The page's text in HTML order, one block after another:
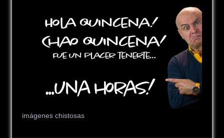
imágenes chistosas